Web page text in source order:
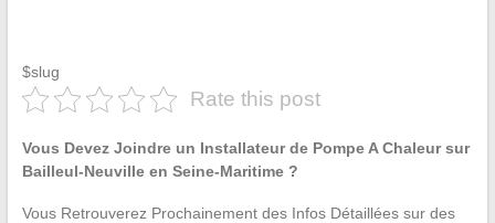
$slug
Rate this post
Vous Devez Joindre un Installateur de Pompe A Chaleur sur
Bailleul-Neuville en Seine-Maritime ?
Vous Retrouverez Prochainement des Infos Détaillées sur des